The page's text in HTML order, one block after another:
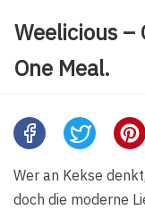
content
Weelicious –
One Meal.
Share
this
post
on:
Wer an Kekse
doch die moderne